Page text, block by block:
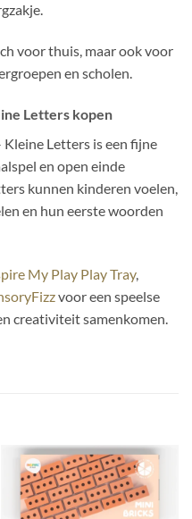
voor thuis, maar ook voor
en scholen.
Letters kopen
Letters is een fijne
en open einde
kunnen kinderen voelen,
en hun eerste woorden
My Play Play Tray,
voor een speelse
creativiteit samenkomen.